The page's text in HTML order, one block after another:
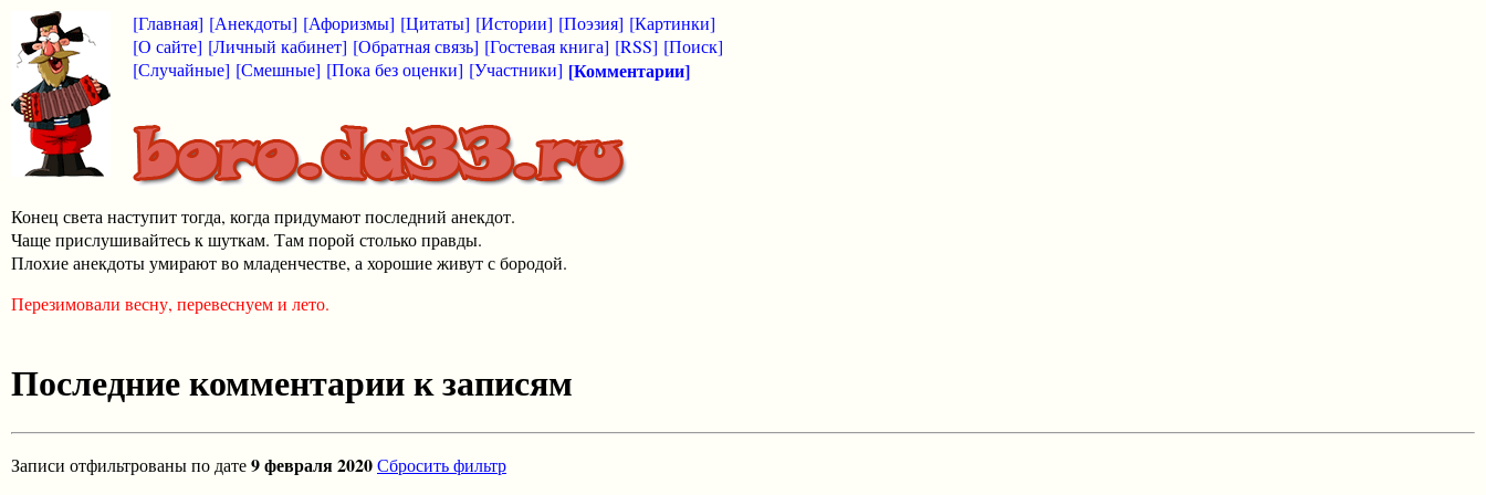
[Главная] [Анекдоты] [Афоризмы] [Цитаты] [Истории] [Поэзия] [Картинки]
[О сайте] [Личный кабинет] [Обратная связь] [Гостевая книга] [RSS] [Поиск]
[Случайные] [Смешные] [Пока без оценки] [Участники] [Комментарии]
Конец света наступит тогда, когда придумают последний анекдот.
Чаще прислушивайтесь к шуткам. Там порой столько правды.
Плохие анекдоты умирают во младенчестве, а хорошие живут с бородой.
Перезимовали весну, перевеснуем и лето.
Последние комментарии к записям
Записи отфильтрованы по дате9 февраля 2020Сбросить фильтр